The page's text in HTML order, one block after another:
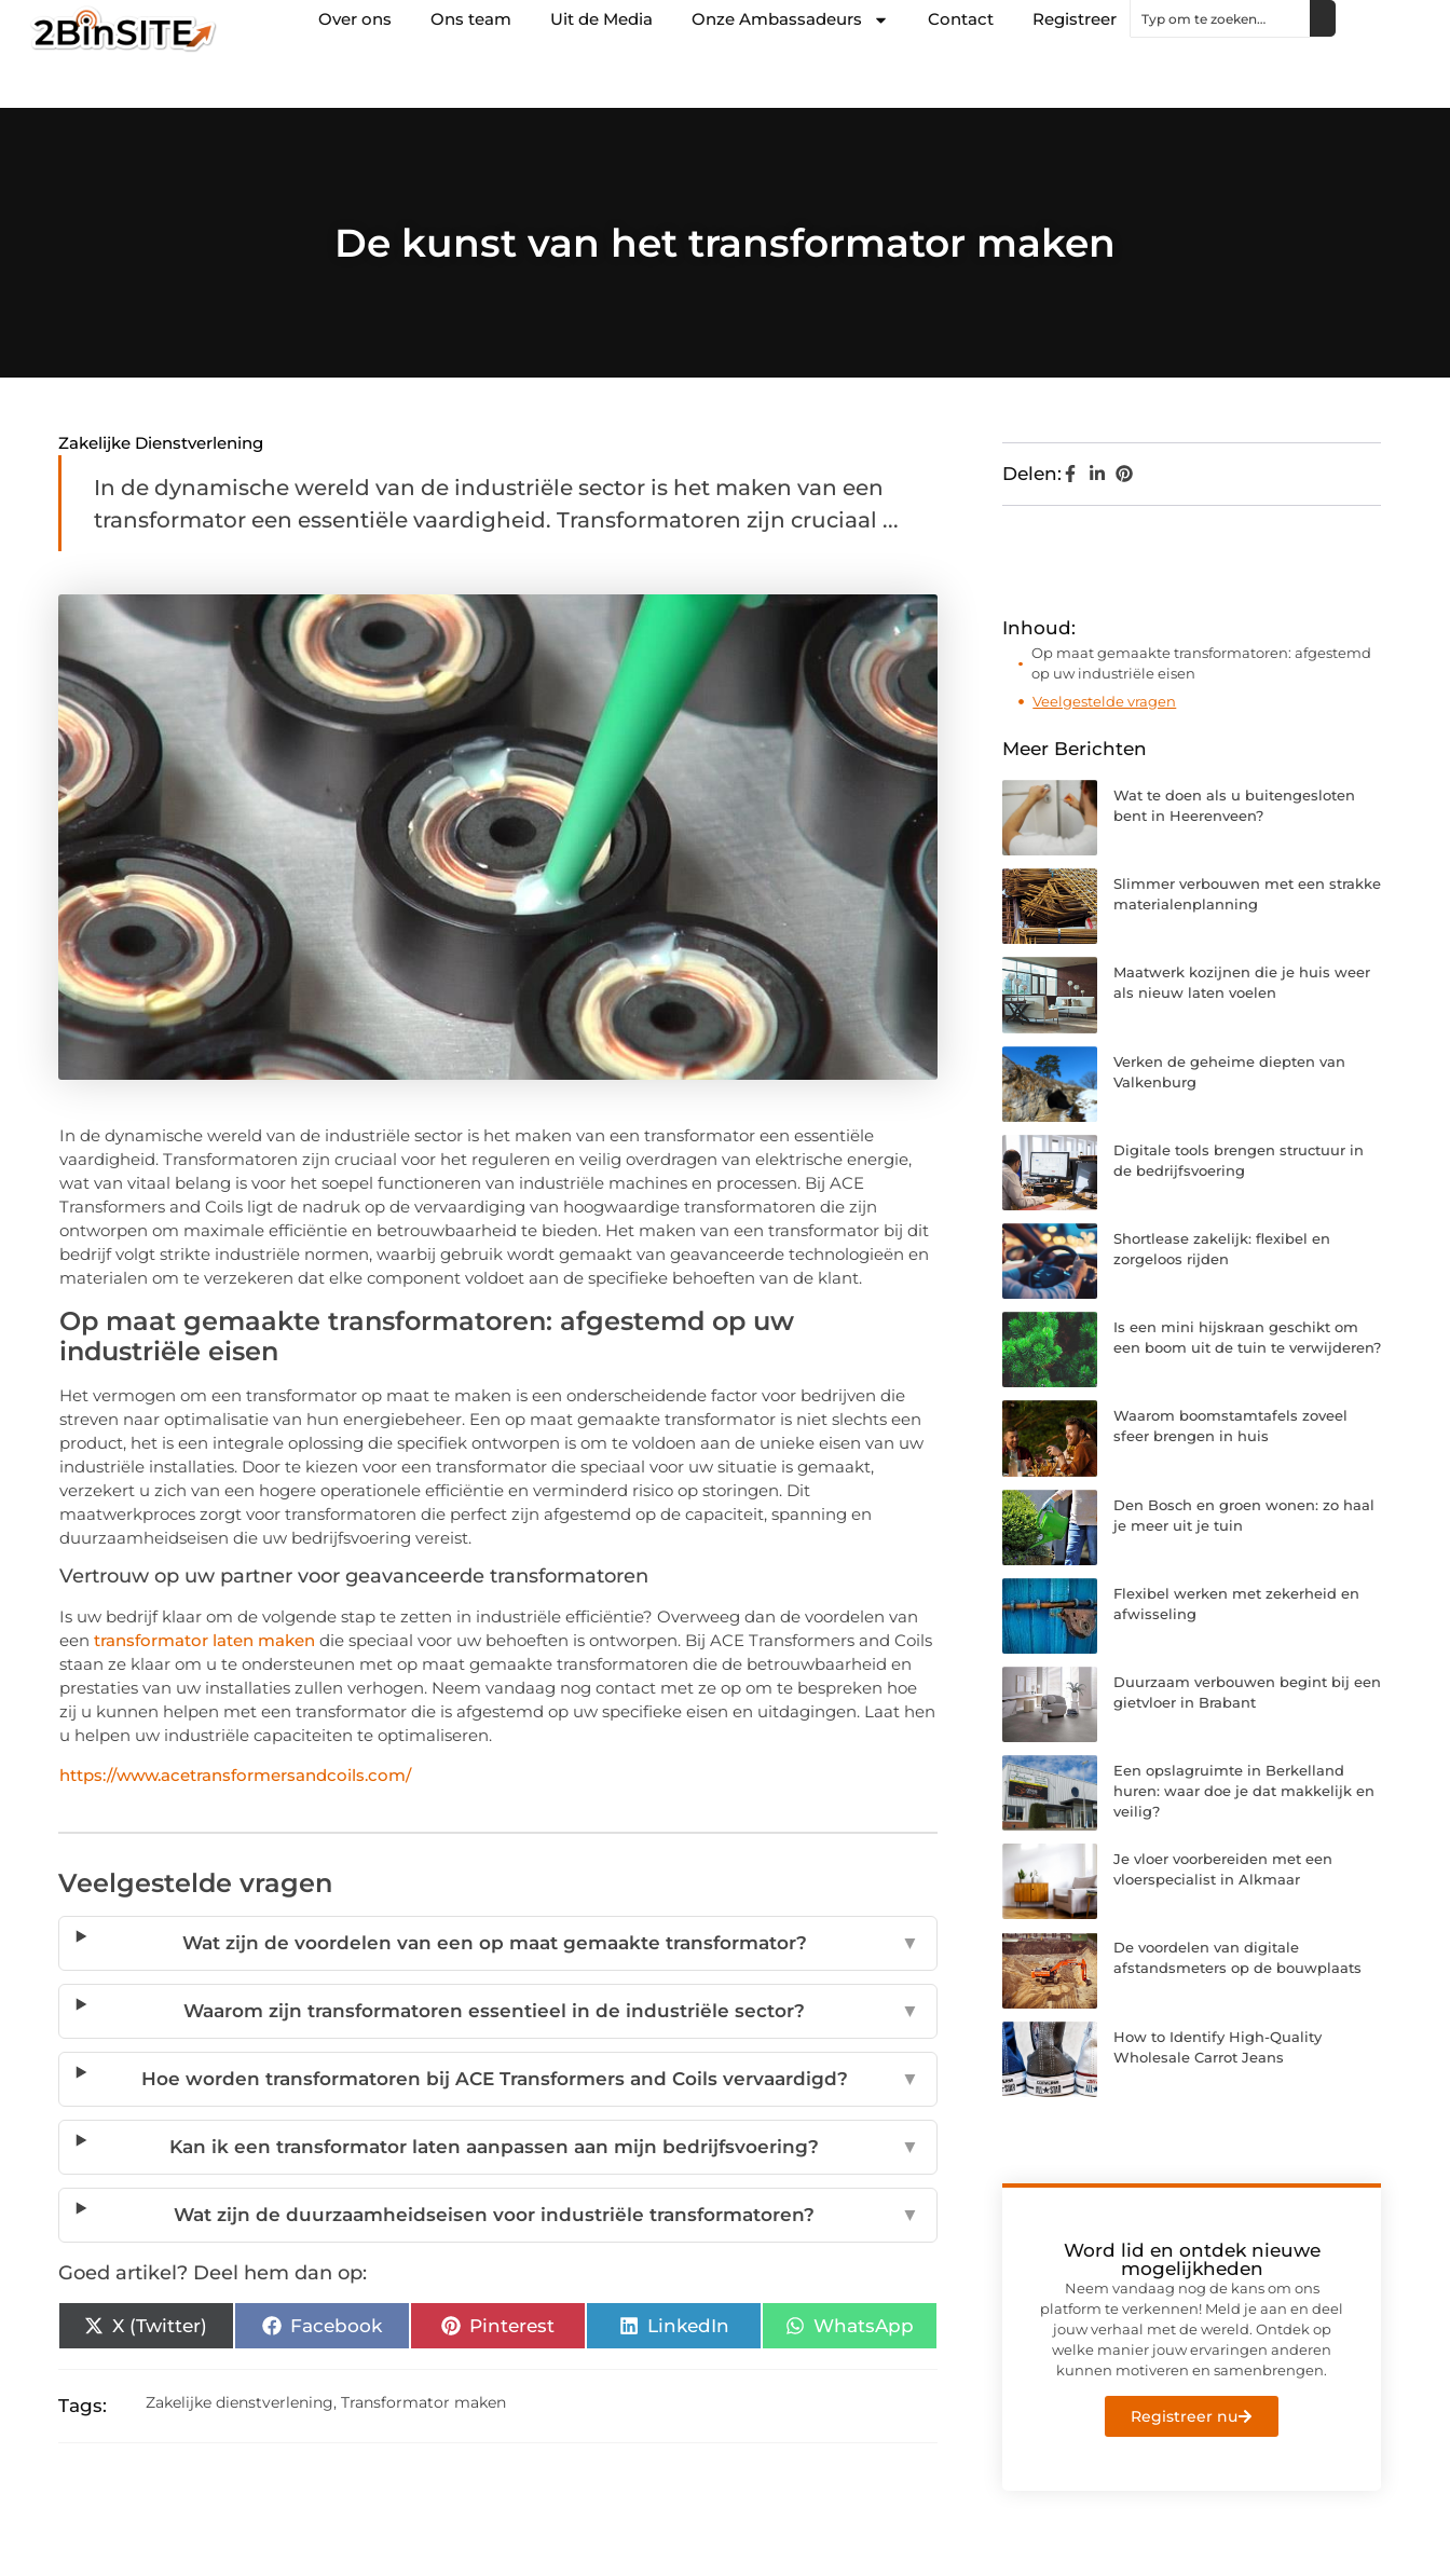
Over ons Ons team Uit de Media Onze Ambassadeurs Contact Registreer
De kunst van het transformator maken
Zakelijke Dienstverlening
In de dynamische wereld van de industriële sector is het maken van een
transformator een essentiële vaardigheid. Transformatoren zijn cruciaal ...
In de dynamische wereld van de industriële sector is het maken van een transformator een essentiële
vaardigheid. Transformatoren zijn cruciaal voor het reguleren en veilig overdragen van elektrische energie,
wat van vitaal belang is voor het soepel functioneren van industriële machines en processen. Bij ACE
Transformers and Coils ligt de nadruk op de vervaardiging van hoogwaardige transformatoren die zijn
ontworpen om maximale efficiëntie en betrouwbaarheid te bieden. Het maken van een transformator bij dit
bedrijf volgt strikte industriële normen, waarbij gebruik wordt gemaakt van geavanceerde technologieën en
materialen om te verzekeren dat elke component voldoet aan de specifieke behoeften van de klant.
Op maat gemaakte transformatoren: afgestemd op uw
industriële eisen
Het vermogen om een transformator op maat te maken is een onderscheidende factor voor bedrijven die
streven naar optimalisatie van hun energiebeheer. Een op maat gemaakte transformator is niet slechts een
product, het is een integrale oplossing die specifiek ontworpen is om te voldoen aan de unieke eisen van uw
industriële installaties. Door te kiezen voor een transformator die speciaal voor uw situatie is gemaakt,
verzekert u zich van een hogere operationele efficiëntie en verminderd risico op storingen. Dit
maatwerkproces zorgt voor transformatoren die perfect zijn afgestemd op de capaciteit, spanning en
duurzaamheidseisen die uw bedrijfsvoering vereist.
Vertrouw op uw partner voor geavanceerde transformatoren
Is uw bedrijf klaar om de volgende stap te zetten in industriële efficiëntie? Overweeg dan de voordelen van
een transformator laten maken die speciaal voor uw behoeften is ontworpen. Bij ACE Transformers and Coils
staan ze klaar om u te ondersteunen met op maat gemaakte transformatoren die de betrouwbaarheid en
prestaties van uw installaties zullen verhogen. Neem vandaag nog contact met ze op om te bespreken hoe
zij u kunnen helpen met een transformator die is afgestemd op uw specifieke eisen en uitdagingen. Laat hen
u helpen uw industriële capaciteiten te optimaliseren.
https://www.acetransformersandcoils.com/
Veelgestelde vragen
Wat zijn de voordelen van een op maat gemaakte transformator? ▼
Waarom zijn transformatoren essentieel in de industriële sector? ▼
Hoe worden transformatoren bij ACE Transformers and Coils vervaardigd? ▼
Kan ik een transformator laten aanpassen aan mijn bedrijfsvoering? ▼
Wat zijn de duurzaamheidseisen voor industriële transformatoren? ▼
Goed artikel? Deel hem dan op:
X (Twitter) Facebook Pinterest LinkedIn WhatsApp
Tags: Zakelijke dienstverlening,Transformator maken
Delen:
Inhoud:
Op maat gemaakte transformatoren: afgestemd
op uw industriële eisen
Veelgestelde vragen
Meer Berichten
Wat te doen als u buitengesloten
bent in Heerenveen?
Slimmer verbouwen met een strakke
materialenplanning
Maatwerk kozijnen die je huis weer
als nieuw laten voelen
Verken de geheime diepten van
Valkenburg
Digitale tools brengen structuur in
de bedrijfsvoering
Shortlease zakelijk: flexibel en
zorgeloos rijden
Is een mini hijskraan geschikt om
een boom uit de tuin te verwijderen?
Waarom boomstamtafels zoveel
sfeer brengen in huis
Den Bosch en groen wonen: zo haal
je meer uit je tuin
Flexibel werken met zekerheid en
afwisseling
Duurzaam verbouwen begint bij een
gietvloer in Brabant
Een opslagruimte in Berkelland
huren: waar doe je dat makkelijk en
veilig?
Je vloer voorbereiden met een
vloerspecialist in Alkmaar
De voordelen van digitale
afstandsmeters op de bouwplaats
How to Identify High-Quality
Wholesale Carrot Jeans
Word lid en ontdek nieuwe
mogelijkheden
Neem vandaag nog de kans om ons
platform te verkennen! Meld je aan en deel
jouw verhaal met de wereld. Ontdek op
welke manier jouw ervaringen anderen
kunnen motiveren en samenbrengen.
Registreer nu